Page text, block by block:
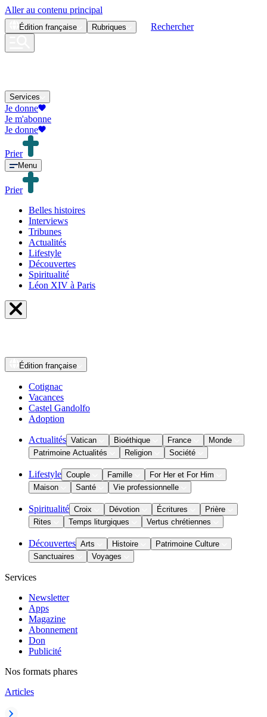
Aller au contenu principal
Édition française Rubriques Rechercher
Services
Je donne
Je m'abonne
Je donne
Prier
Menu
Prier
Belles histoires
Interviews
Tribunes
Actualités
Lifestyle
Découvertes
Spiritualité
Léon XIV à Paris
Édition française
Cotignac
Vacances
Castel Gandolfo
Adoption
Actualités Vatican Bioéthique France
Monde
Patrimoine Actualités
Religion Société
Lifestyle Couple Famille
For Her et For Him
Maison
Santé Vie professionnelle
Spiritualité Croix Dévotion Écritures
Prière
Rites
Temps liturgiques Vertus chrétiennes
Découvertes Arts Histoire
Patrimoine Culture
Sanctuaires
Voyages
Services
Newsletter
Apps
Magazine
Abonnement
Don
Publicité
Nos formats phares
Articles